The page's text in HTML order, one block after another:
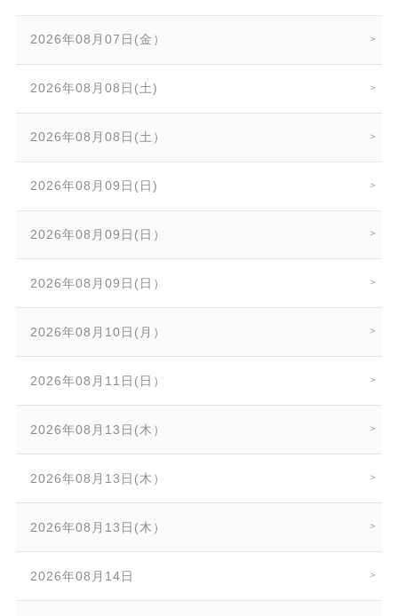
2026年08月07日(金）
2026年08月08日(土)
2026年08月08日(土）
2026年08月09日(日)
2026年08月09日(日）
2026年08月09日(日）
2026年08月10日(月）
2026年08月11日(日）
2026年08月13日(木）
2026年08月13日(木）
2026年08月13日(木）
2026年08月14日